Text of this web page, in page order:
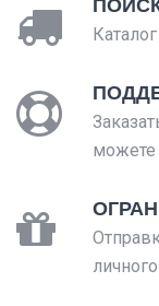
можете